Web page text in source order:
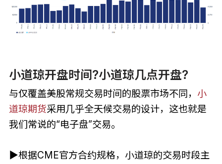
小道琼开盘时间?小道琼几点开盘?
与仅覆盖美股常规交易时间的股票市场不同， 小
道琼期货采用几乎全天候交易的设计，这也就是
我们常说的“电子盘”交易。
▶根据CME官方合约规格，小道琼的交易时段主